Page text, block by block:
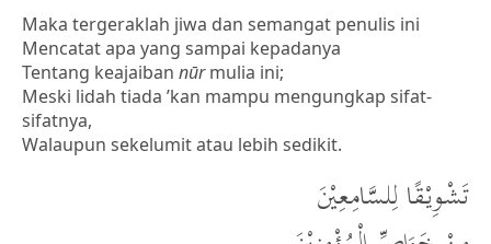
Maka tergeraklah jiwa dan semangat penulis ini
Mencatat apa yang sampai kepadanya
Tentang keajaiban nūrmulia ini;
Meski lidah tiada ’kan mampu mengungkap sifat-
sifatnya,
Walaupun sekelumit atau lebih sedikit.
تَشْوِيْقًا لِلسَّامِعِيْنَ